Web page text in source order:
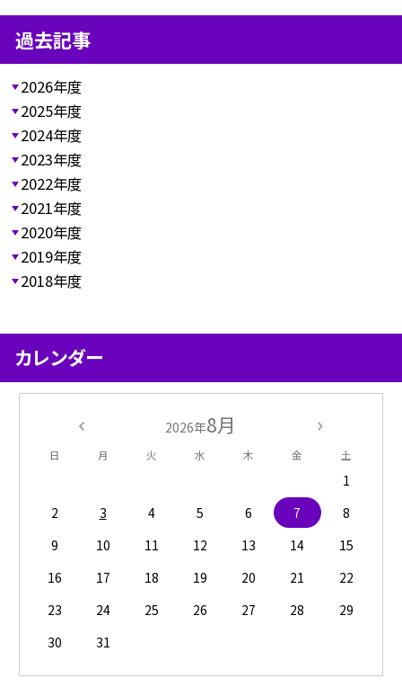
過去記事
2026年度
2025年度
2024年度
2023年度
2022年度
2021年度
2020年度
2019年度
2018年度
カレンダー
2026年8月
日 月 火 水 木 金 土
1
2
3 4 5 6 7
8
9
10 11 12 13 14
15
16
17 18 19 20 21
22
23
24 25 26 27 28
29
30
31